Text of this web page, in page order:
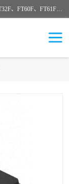
深圳悟芯电子科技有限公司目前主营的电子元器件型号FT32F、FT60F、FT61F、FT62F、FT64F、FT61FC、MCU EEPROM MOS LDO 稳压管 触摸IC DC-DC AC-DC 协议IC等，广泛应用于LED射灯、LED日光灯、等诸多领域。